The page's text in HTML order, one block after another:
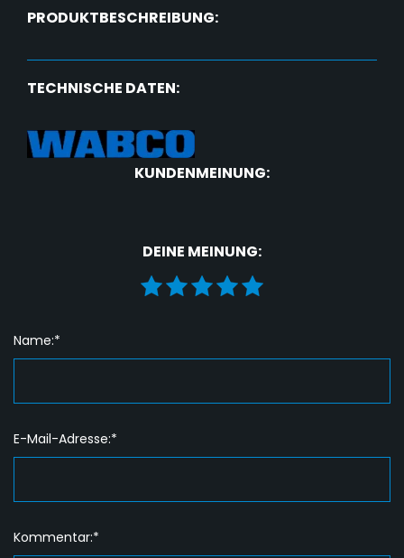
PRODUKTBESCHREIBUNG:
TECHNISCHE DATEN:
KUNDENMEINUNG:
DEINE MEINUNG:
Name:*
E-Mail-Adresse:*
Kommentar:*